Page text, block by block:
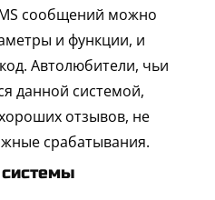
сообщений можно
и функции, и
Автолюбители, чьи
данной системой,
отзывов, не
срабатывания.